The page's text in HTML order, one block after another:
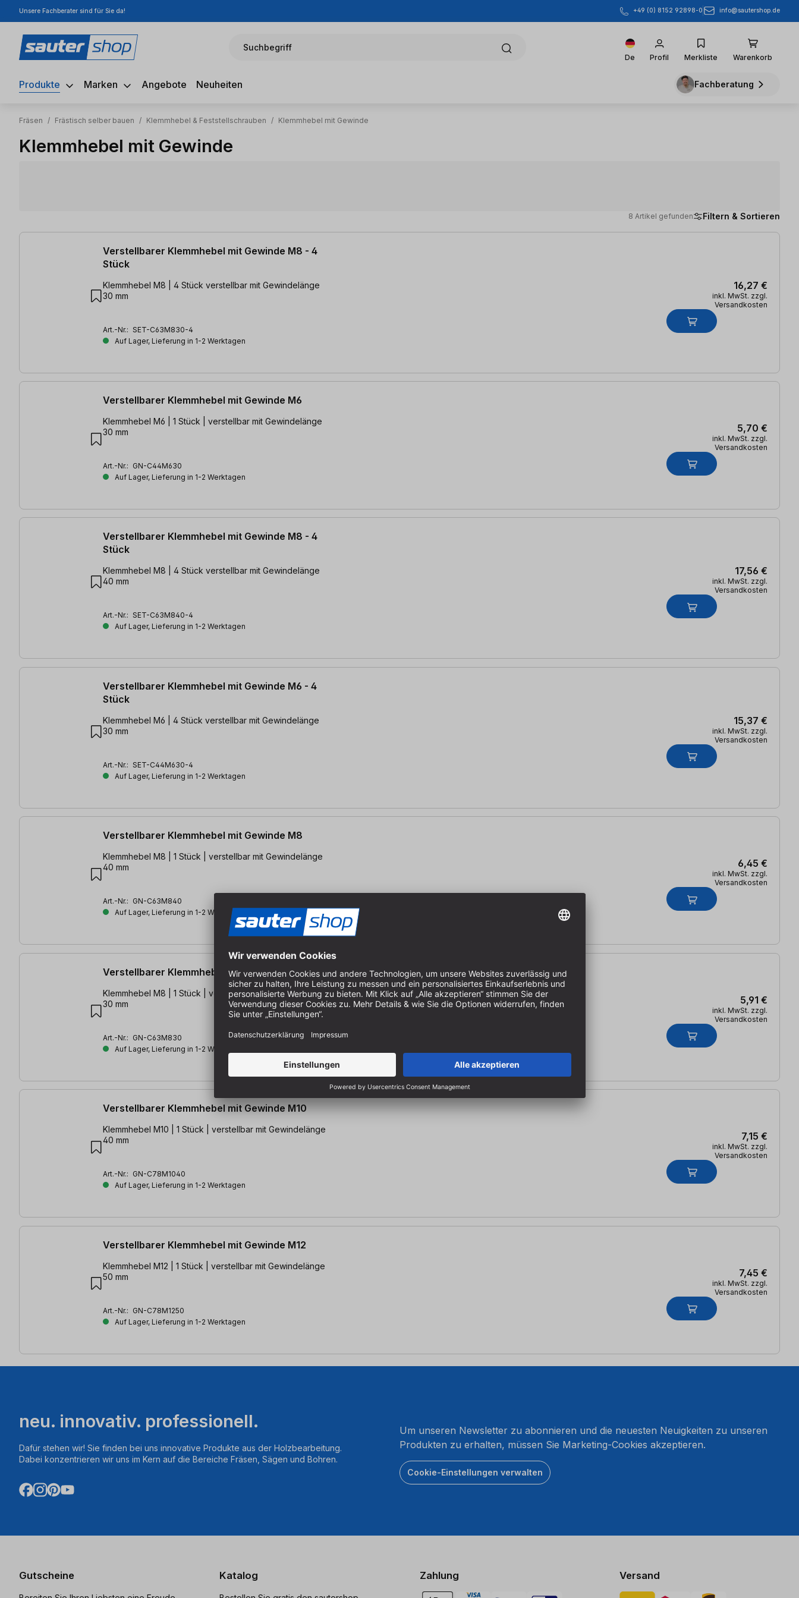
Hauptinhalt springen
Zur Suche springen
Zur Hauptnavigation springen
Unsere Fachberater sind für Sie da! +49 (0) 8152 92898-0 info@sautershop.de
Suchbegriff
De Profil Merkliste Warenkorb
Produkte Marken Angebote Neuheiten Fachberatung
Fräsen / Frästisch selber bauen / Klemmhebel & Feststellschrauben / Klemmhebel mit Gewinde
Klemmhebel mit Gewinde
8 Artikel gefunden Filtern & Sortieren
8 Artikel gefunden
Verstellbarer Klemmhebel mit Gewinde M8 - 4
Stück
Klemmhebel M8 | 4 Stück verstellbar mit Gewindelänge
30 mm
Art.-Nr.: SET-C63M830-4
Auf Lager, Lieferung in 1-2 Werktagen
16,27 €
inkl. MwSt. zzgl.
Versandkosten
Verstellbarer Klemmhebel mit Gewinde M6
Klemmhebel M6 | 1 Stück | verstellbar mit Gewindelänge
30 mm
Art.-Nr.: GN-C44M630
Auf Lager, Lieferung in 1-2 Werktagen
5,70 €
inkl. MwSt. zzgl.
Versandkosten
Verstellbarer Klemmhebel mit Gewinde M8 - 4
Stück
Klemmhebel M8 | 4 Stück verstellbar mit Gewindelänge
40 mm
Art.-Nr.: SET-C63M840-4
Auf Lager, Lieferung in 1-2 Werktagen
17,56 €
inkl. MwSt. zzgl.
Versandkosten
Verstellbarer Klemmhebel mit Gewinde M6 - 4
Stück
Klemmhebel M6 | 4 Stück verstellbar mit Gewindelänge
30 mm
Art.-Nr.: SET-C44M630-4
Auf Lager, Lieferung in 1-2 Werktagen
15,37 €
inkl. MwSt. zzgl.
Versandkosten
Verstellbarer Klemmhebel mit Gewinde M8
Klemmhebel M8 | 1 Stück | verstellbar mit Gewindelänge
40 mm
Art.-Nr.: GN-C63M840
Auf Lager, Lieferung in 1-2 Werktagen
6,45 €
inkl. MwSt. zzgl.
Versandkosten
Verstellbarer Klemmhebel mit Gewinde M8
Klemmhebel M8 | 1 Stück | verstellbar mit Gewindelänge
30 mm
Art.-Nr.: GN-C63M830
Auf Lager, Lieferung in 1-2 Werktagen
5,91 €
inkl. MwSt. zzgl.
Versandkosten
Verstellbarer Klemmhebel mit Gewinde M10
Klemmhebel M10 | 1 Stück | verstellbar mit Gewindelänge
40 mm
Art.-Nr.: GN-C78M1040
Auf Lager, Lieferung in 1-2 Werktagen
7,15 €
inkl. MwSt. zzgl.
Versandkosten
Verstellbarer Klemmhebel mit Gewinde M12
Klemmhebel M12 | 1 Stück | verstellbar mit Gewindelänge
50 mm
Art.-Nr.: GN-C78M1250
Auf Lager, Lieferung in 1-2 Werktagen
7,45 €
inkl. MwSt. zzgl.
Versandkosten
neu. innovativ. professionell.
Dafür stehen wir! Sie finden bei uns innovative Produkte aus der Holzbearbeitung.
Dabei konzentrieren wir uns im Kern auf die Bereiche Fräsen, Sägen und Bohren.
Um unseren Newsletter zu abonnieren und die neuesten Neuigkeiten zu unseren
Produkten zu erhalten, müssen Sie Marketing-Cookies akzeptieren.
Cookie-Einstellungen verwalten
Gutscheine Katalog Zahlung Versand